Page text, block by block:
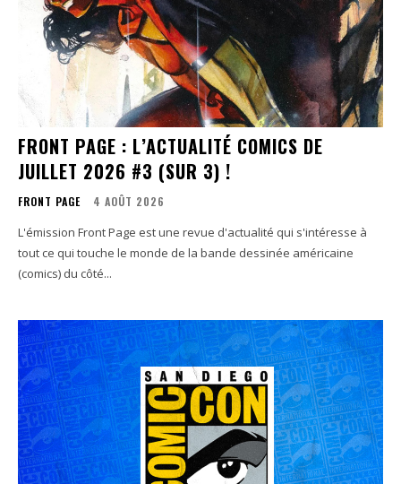
FRONT PAGE : L’ACTUALITÉ COMICS DE
JUILLET 2026 #3 (SUR 3) !
FRONT PAGE 4 AOÛT 2026
L'émission Front Page est une revue d'actualité qui s'intéresse à
tout ce qui touche le monde de la bande dessinée américaine
(comics) du côté...